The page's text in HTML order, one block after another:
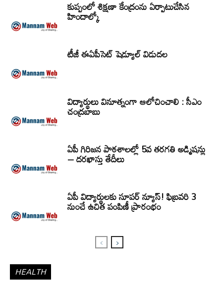
కుప్పంలో శిక్షణా కేంద్రంను ఏర్పాటుచేసిన
హిందాల్కో
టీజీ ఈఏపీసెట్‌ షెడ్యూల్‌ విడుదల
విద్యార్థులు వినూత్నంగా ఆలోచించాలి : సీఎం
చంద్రబాబు
ఏపీ గిరిజన పాఠశాలల్లో 5వ తరగతి అడ్మిషన్లు
– దరఖాస్తు తేదీలు
ఏపీ విద్యార్థులకు సూపర్ న్యూస్! ఫిబ్రవరి 3
నుంచే ఉచిత పంపిణీ ప్రారంభం
HEALTH